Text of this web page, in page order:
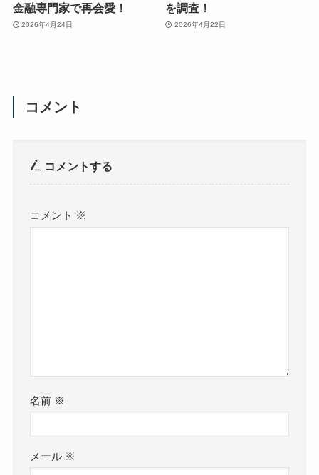
金融専門家で再会愛！
2026年4月24日
を調査！
2026年4月22日
コメント
コメントする
コメント ※
名前 ※
メール ※